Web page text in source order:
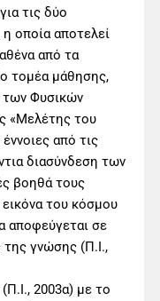
τις δύο
οποία αποτελεί
από τα
τομέα μάθησης,
των Φυσικών
«Μελέτης του
από τις
διασύνδεση των
βοηθά τους
του κόσμου
αποφεύγεται σε
της γνώσης (Π.Ι.,
2003α) με το